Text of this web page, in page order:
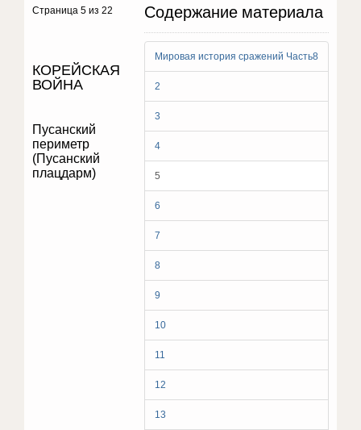
Содержание материала
Мировая история сражений Часть8
2
3
4
5
6
7
8
9
10
11
12
13
Страница 5 из 22
КОРЕЙСКАЯ
ВОЙНА
Пусанский
периметр
(Пусанский
плацдарм)